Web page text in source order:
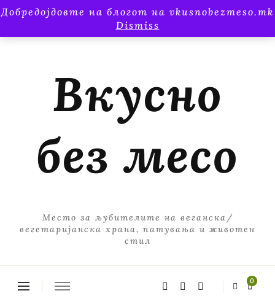
Добредојдовте на блогот на vkusnobezmeso.mk
Dismiss
Вкусно
без месо
Место за љубителите на веганска/
вегетаријанска храна, патувања и животен
стил
0